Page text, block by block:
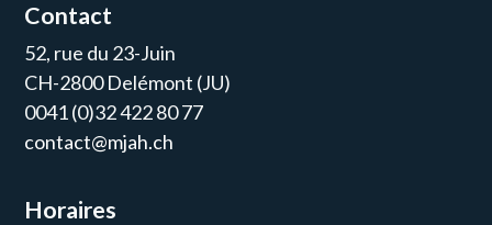
Contact
52, rue du 23-Juin
CH-2800 Delémont (JU)
0041 (0)32 422 80 77
contact@mjah.ch
Horaires